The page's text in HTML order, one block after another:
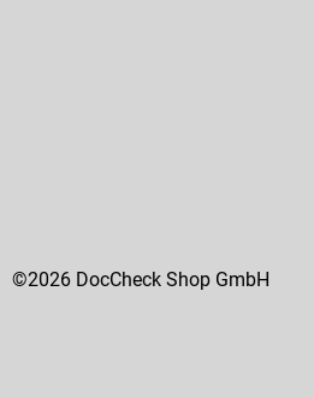
©2026 DocCheck Shop GmbH